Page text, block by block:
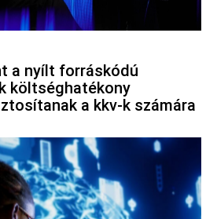
a nyílt forráskódú
költséghatékony
a kkv-k számára